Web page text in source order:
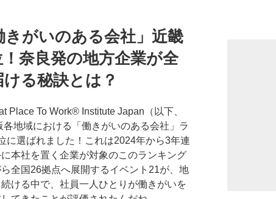
がいのある会社」近畿
奈良発の地方企業が全
る秘訣とは？
Place To Work® Institute Japan（以下、
地域における「働きがいのある会社」ラ
に選ばれました！これは2024年から3年連
本社を置く企業が対象のこのランキング
全国26拠点へ展開するイベント21が、地
ける中で、社員一人ひとりが働きがいを